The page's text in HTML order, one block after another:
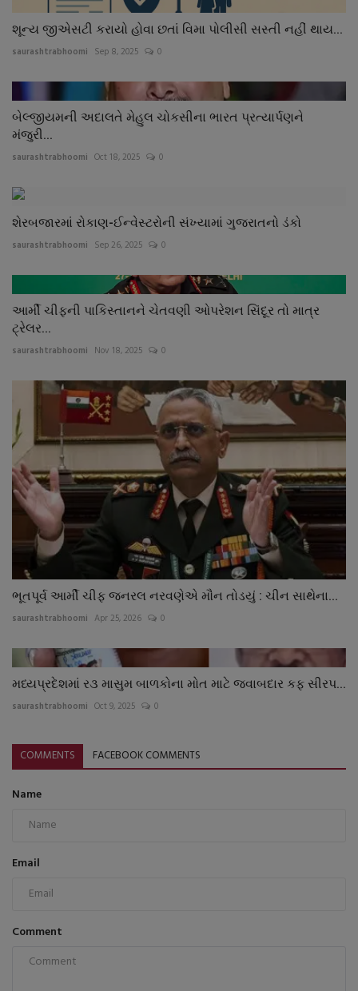
શૂન્ય જીએસટી કરાયો હોવા છતાં વિમા પોલીસી સસ્તી નહીં થાય...
saurashtrabhoomi Sep 8, 2025 0
બેલ્જીયમની અદાલતે મેહુલ ચોકસીના ભારત પ્રત્યાર્પણને
મંજુરી...
saurashtrabhoomi Oct 18, 2025 0
શેરબજારમાં રોકાણ-ઈન્વેસ્ટરોની સંખ્યામાં ગુજરાતનો ડંકો
saurashtrabhoomi Sep 26, 2025 0
આર્મી ચીફની પાકિસ્તાનને ચેતવણી ઓપરેશન સિંદૂર તો માત્ર
ટ્રેલર...
saurashtrabhoomi Nov 18, 2025 0
ભૂતપૂર્વ આર્મી ચીફ જનરલ નરવણેએ મૌન તોડયું : ચીન સાથેના...
saurashtrabhoomi Apr 25, 2026 0
મધ્યપ્રદેશમાં ર૩ માસુમ બાળકોના મોત માટે જવાબદાર કફ સીરપ...
saurashtrabhoomi Oct 9, 2025 0
COMMENTS FACEBOOK COMMENTS
Name
Email
Comment